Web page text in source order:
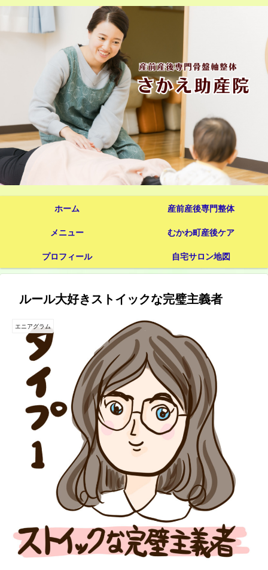
ホーム
産前産後専門整体
メニュー
むかわ町産後ケア
プロフィール
自宅サロン地図
ルール大好きストイックな完璧主義者
エニアグラム